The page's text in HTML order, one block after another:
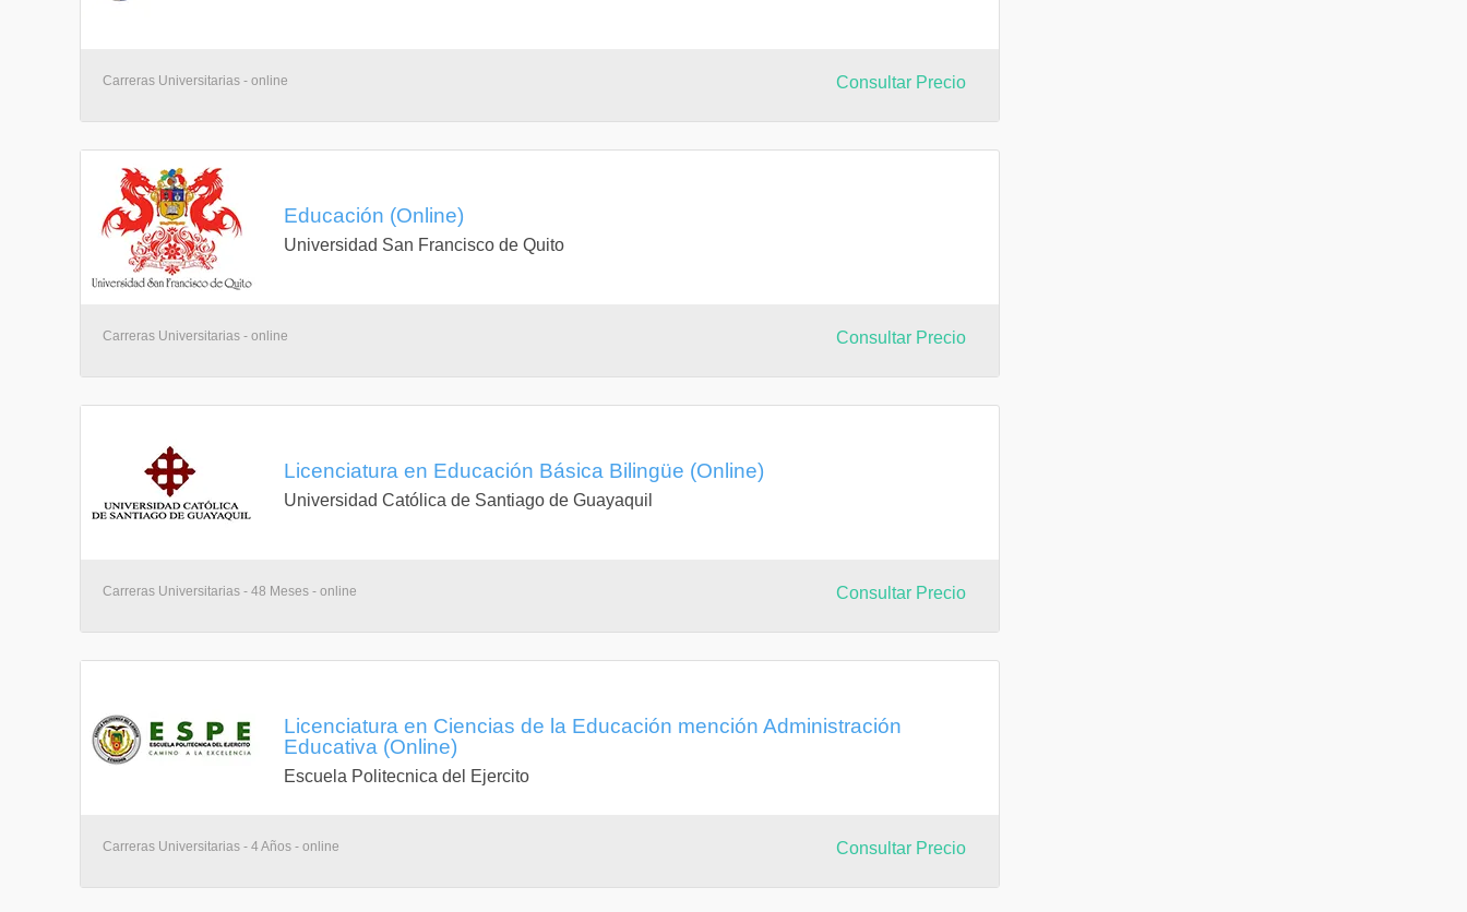
Carreras Universitarias - online Consultar Precio
Educación (Online)
Universidad San Francisco de Quito
Carreras Universitarias - online Consultar Precio
Licenciatura en Educación Básica Bilingüe (Online)
Universidad Católica de Santiago de Guayaquil
Carreras Universitarias - 48 Meses - online Consultar Precio
Licenciatura en Ciencias de la Educación mención Administración
Educativa (Online)
Escuela Politecnica del Ejercito
Carreras Universitarias - 4 Años - online Consultar Precio